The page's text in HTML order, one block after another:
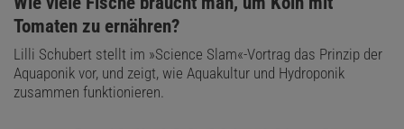
Tomaten zu ernähren?
Lilli Schubert stellt im »Science Slam«-Vortrag das Prinzip der
Aquaponik vor, und zeigt, wie Aquakultur und Hydroponik
zusammen funktionieren.